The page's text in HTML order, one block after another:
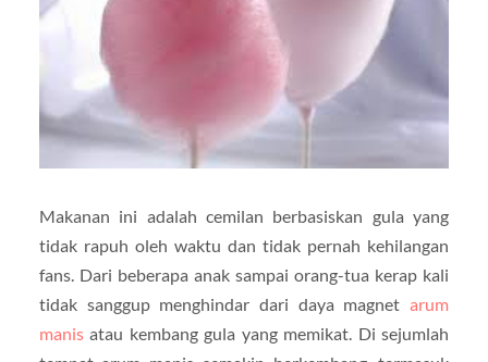
Makanan ini adalah cemilan berbasiskan gula yang
tidak rapuh oleh waktu dan tidak pernah kehilangan
fans. Dari beberapa anak sampai orang-tua kerap kali
tidak sanggup menghindar dari daya magnetarum
manisatau kembang gula yang memikat. Di sejumlah